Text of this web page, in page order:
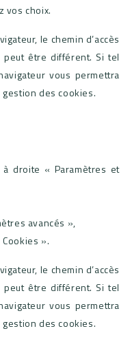
vos choix.
le chemin d’accès
être différent. Si tel
vous permettra
des cookies.
droite « Paramètres et
avancés »,
».
le chemin d’accès
être différent. Si tel
vous permettra
des cookies.